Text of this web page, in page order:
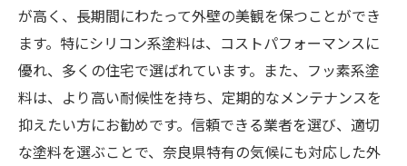
が高く、長期間にわたって外壁の美観を保つことができ
ます。特にシリコン系塗料は、コストパフォーマンスに
優れ、多くの住宅で選ばれています。また、フッ素系塗
料は、より高い耐候性を持ち、定期的なメンテナンスを
抑えたい方にお勧めです。信頼できる業者を選び、適切
な塗料を選ぶことで、奈良県特有の気候にも対応した外